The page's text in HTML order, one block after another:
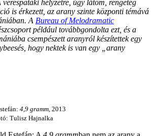
verespataki helyzetre, úgy látom, rengeteg
is érkezett, az arany szinte központi témává
A Bureau of Melodramatic
például továbbgondolta ezt, és a
csempészett aranyról készítettek egy
hogy nektek is van egy „arany
4,9 gramm , 2013
Tulisz Hajnalka